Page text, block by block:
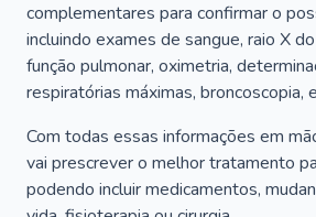
complementares para confirmar o
incluindo exames de sangue, raio X
função pulmonar, oximetria,
respiratórias máximas, broncoscopia,
Com todas essas informações em
vai prescrever o melhor tratamento
podendo incluir medicamentos,